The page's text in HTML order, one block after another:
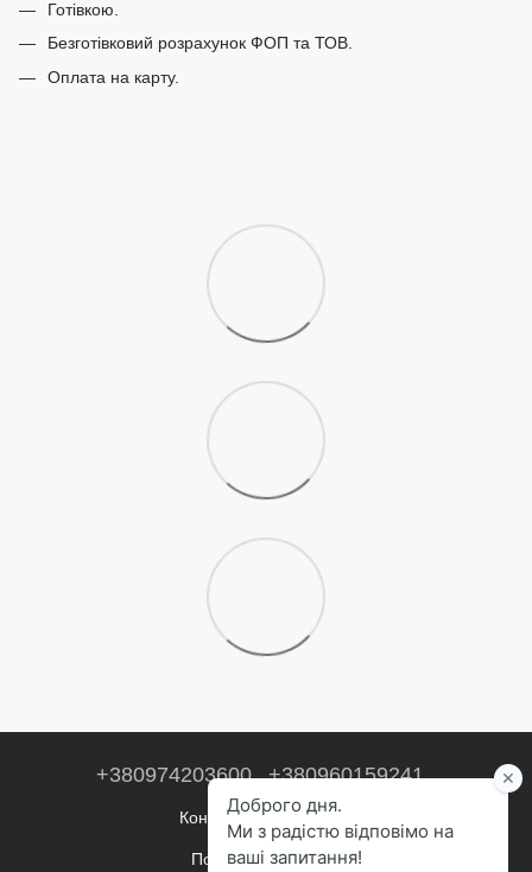
Готівкою.
Безготівковий розрахунок ФОП та ТОВ.
Оплата на карту.
+380974203600 +380960159241
Контактна інформація
Повна версія сайту